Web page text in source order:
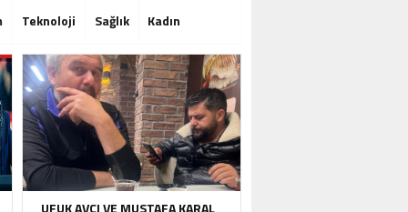
Not Alıyor
Teknoloji Sağlık Kadın
UFUK AVCI VE MUSTAFA KARAL